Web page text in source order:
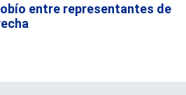
entre representantes de